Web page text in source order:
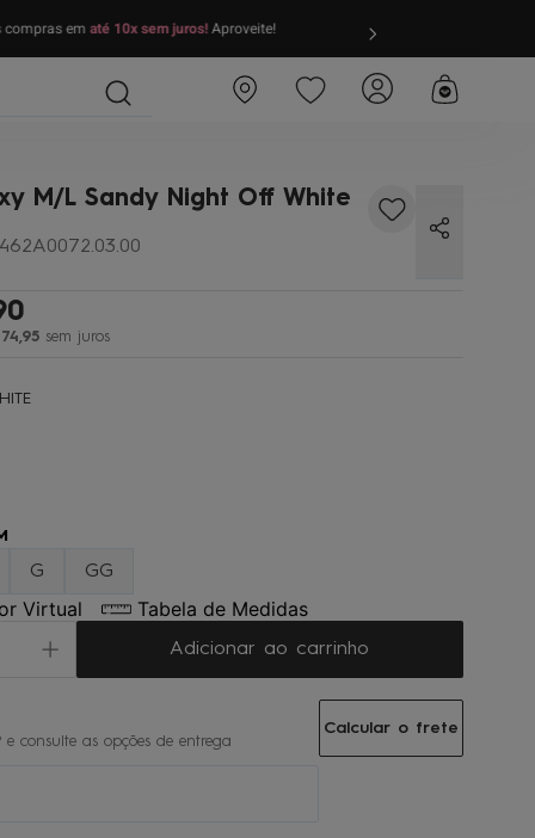
compras ematé 10x sem juros!Aproveite!
M/l Sandy Night Off White
74,95sem juros
G GG
Virtual Tabela de Medidas
Adicionar ao carrinho
Calcular o frete